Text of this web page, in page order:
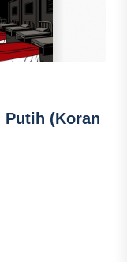
Putih (Koran